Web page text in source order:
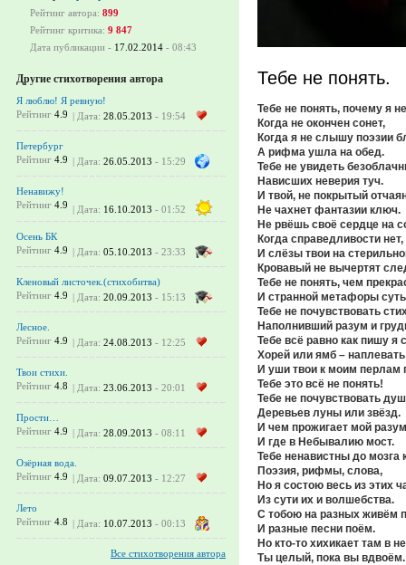
Рейтинг автора: 899
Рейтинг критика: 9 847
Дата публикации - 17.02.2014 - 08:43
Другие стихотворения автора
Я люблю! Я ревную!
Рейтинг 4.9 | Дата: 28.05.2013 - 19:54
Петербург
Рейтинг 4.9 | Дата: 26.05.2013 - 15:29
Ненавижу!
Рейтинг 4.9 | Дата: 16.10.2013 - 01:52
Осень БК
Рейтинг 4.9 | Дата: 05.10.2013 - 23:33
Кленовый листочек.(стихобитва)
Рейтинг 4.9 | Дата: 20.09.2013 - 15:13
Лесное.
Рейтинг 4.9 | Дата: 24.08.2013 - 12:25
Твои стихи.
Рейтинг 4.8 | Дата: 23.06.2013 - 20:01
Прости…
Рейтинг 4.9 | Дата: 28.09.2013 - 08:11
Озёрная вода.
Рейтинг 4.9 | Дата: 09.07.2013 - 12:27
Лето
Рейтинг 4.8 | Дата: 10.07.2013 - 00:13
Все стихотворения автора
Тебе не понять.
Тебе не понять, почему я
Когда не окончен сонет,
Когда я не слышу поэзии
А рифма ушла на обед.
Тебе не увидеть
Нависших неверия туч.
И твой, не покрытый
Не чахнет фантазии ключ.
Не рвёшь своё сердце на
Когда справедливости нет,
И слёзы твои на
Кровавый не вычертят
Тебе не понять, чем
И странной метафоры
Тебе не почувствовать
Наполнивший разум и
Тебе всё равно как пишу я
Хорей или ямб –
И уши твои к моим перлам
Тебе это всё не понять!
Тебе не почувствовать
Деревьев луны или звёзд.
И чем прожигает мой
И где в Небывалию мост.
Тебе ненавистны до мозга
Поэзия, рифмы, слова,
Но я состою весь из этих
Из сути их и волшебства.
С тобою на разных живём
И разные песни поём.
Но кто-то хихикает там в
Ты целый, пока вы вдвоём.